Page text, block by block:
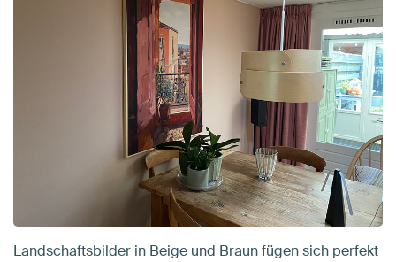
Landschaftsbilder in Beige und Braun fügen sich perfekt